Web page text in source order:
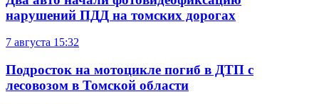
нарушений ПДД на томских дорогах
7 августа 15:32
Подросток на мотоцикле погиб в ДТП с
лесовозом в Томской области